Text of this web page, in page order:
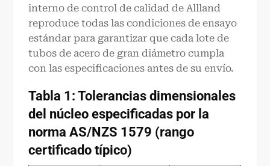
interno de control de calidad de Allland
reproduce todas las condiciones de ensayo
estándar para garantizar que cada lote de
tubos de acero de gran diámetro cumpla
con las especificaciones antes de su envío.
Tabla 1: Tolerancias dimensionales
del núcleo especificadas por la
norma AS/NZS 1579 (rango
certificado típico)